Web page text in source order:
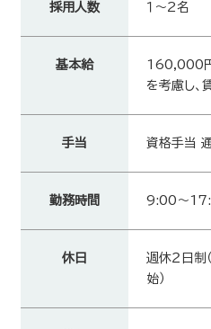
採用人数 １～2名
基本給
160,000
を考慮し、
手当 資格手当
勤務時間 9:00～
休日
週休２日制
始）